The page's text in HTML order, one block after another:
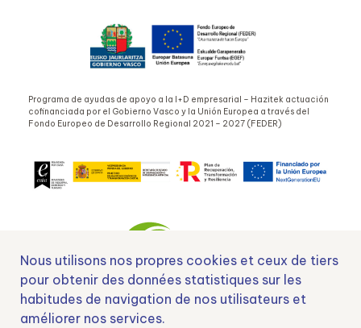
Programa de ayudas de apoyo a la I+D empresarial – Hazitek actuación
cofinanciada por el Gobierno Vasco y la Unión Europea a través del
Fondo Europeo de Desarrollo Regional 2021 – 2027 (FEDER)
Nº EXP 00152378 / SNEO-20222129 Financiado por la Unión Europea –
Nous utilisons nos propres cookies et ceux de tiers
pour obtenir des données statistiques sur les
habitudes de navigation de nos utilisateurs et
améliorer nos services.